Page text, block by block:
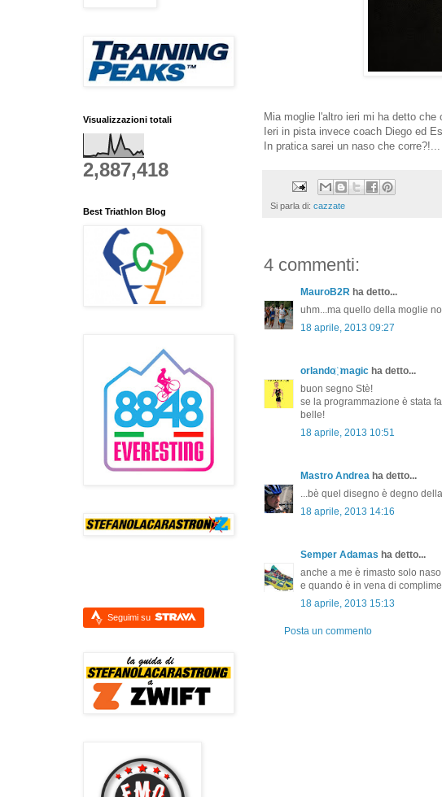
Mia moglie l'altro ieri mi ha detto
Ieri in pista invece coach Diego ed
In pratica sarei un naso che corre?!...
Si parla di: cazzate
4 commenti:
MauroB2R ha detto...
uhm...ma quello della moglie
18 aprile, 2013 09:27
orlando ҉ magic ha detto...
buon segno Stè!
se la programmazione è stata
belle!
18 aprile, 2013 10:51
Mastro Andrea ha detto...
...bè quel disegno è degno
18 aprile, 2013 14:16
Semper Adamas ha detto...
anche a me è rimasto solo
e quando è in vena di
18 aprile, 2013 15:13
Posta un commento
Visualizzazioni totali
2,887,418
Best Triathlon Blog
Seguimi su